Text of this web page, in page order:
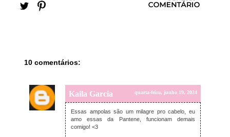
10 comentários:
Kaila Garcia quarta-feira, junho 19, 2024
Essas ampolas são um milagre pro cabelo, eu
amo essas da Pantene, funcionam demais
comigo! <3